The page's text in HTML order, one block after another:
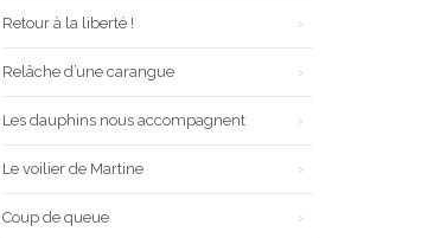
Retour à la liberté !
Relâche d’une carangue
Les dauphins nous accompagnent
Le voilier de Martine
Coup de queue